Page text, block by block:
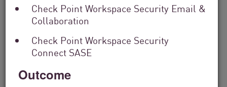
Check Point Workspace Security Email &
Collaboration
Check Point Workspace Security
Connect SASE
Outcome
금융 서비스
From Dashboard Chaos To A Single
Risk Score:...
지금 읽기